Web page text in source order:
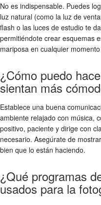
No es indispensable. Puedes
luz natural (como la luz de
flash o las luces de estudio te
permitiéndote crear esquemas
mariposa en cualquier
¿Cómo puedo
sientan más
Establece una buena
ambiente relajado con música,
positivo, paciente y dirige con
necesario. Asegúrate de
bien que lo están haciendo.
¿Qué programas
usados para la